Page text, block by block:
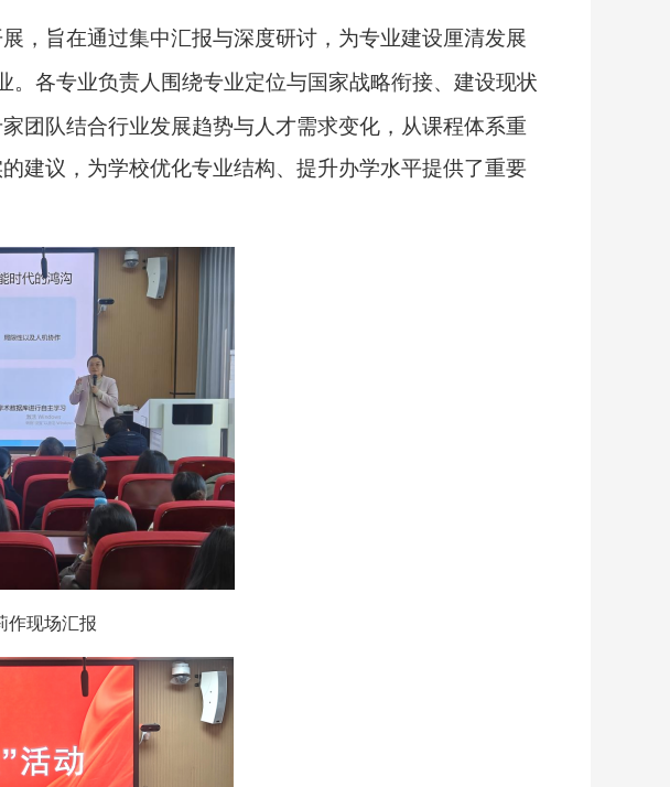
，旨在通过集中汇报与深度研讨，为专业建设厘清发展
。各专业负责人围绕专业定位与国家战略衔接、建设现状
团队结合行业发展趋势与人才需求变化，从课程体系重
建议，为学校优化专业结构、提升办学水平提供了重要
作现场汇报